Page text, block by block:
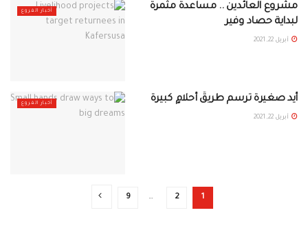
أخبار الفروع
مشروع العائدين .. مساعدة مثمرة
لبداية حصاد وفير
أبريل 22, 2021
أخبار الفروع أيد صغيرة ترسم طريقَ أحلامٍ كبيرة
أبريل 22, 2021
1
2
…
9